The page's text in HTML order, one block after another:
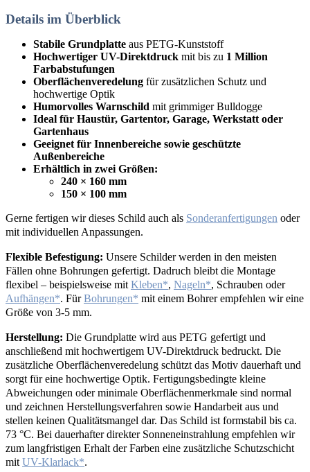
Details im Überblick
Stabile Grundplatte aus PETG-Kunststoff
Hochwertiger UV-Direktdruck mit bis zu 1 Million
Farbabstufungen
Oberflächenveredelung für zusätzlichen Schutz und
hochwertige Optik
Humorvolles Warnschild mit grimmiger Bulldogge
Ideal für Haustür, Gartentor, Garage, Werkstatt oder
Gartenhaus
Geeignet für Innenbereiche sowie geschützte
Außenbereiche
Erhältlich in zwei Größen:
240 × 160 mm
150 × 100 mm
Gerne fertigen wir dieses Schild auch als Sonderanfertigungen oder
mit individuellen Anpassungen.
Flexible Befestigung: Unsere Schilder werden in den meisten
Fällen ohne Bohrungen gefertigt. Dadruch bleibt die Montage
flexibel – beispielsweise mit Kleben , Nageln , Schrauben oder
Aufhängen . FürBohrungen
mit einem Bohrer empfehlen wir eine
Größe von 3-5 mm.
Herstellung: Die Grundplatte wird aus PETG gefertigt und
anschließend mit hochwertigem UV-Direktdruck bedruckt. Die
zusätzliche Oberflächenveredelung schützt das Motiv dauerhaft und
sorgt für eine hochwertige Optik. Fertigungsbedingte kleine
Abweichungen oder minimale Oberflächenmerkmale sind normal
und zeichnen Herstellungsverfahren sowie Handarbeit aus und
stellen keinen Qualitätsmangel dar. Das Schild ist formstabil bis ca.
73 °C. Bei dauerhafter direkter Sonneneinstrahlung empfehlen wir
zum langfristigen Erhalt der Farben eine zusätzliche Schutzschicht
mit UV-Klarlack .